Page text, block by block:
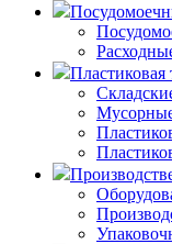
Пластиковая